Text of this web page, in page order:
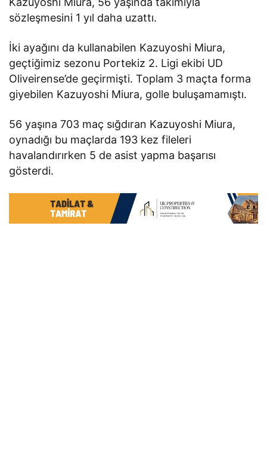
sözleşmesini 1 yıl daha uzattı.
İki ayağını da kullanabilen Kazuyoshi Miura,
geçtiğimiz sezonu Portekiz 2. Ligi ekibi UD
Oliveirense’de geçirmişti. Toplam 3 maçta forma
giyebilen Kazuyoshi Miura, golle buluşamamıştı.
56 yaşına 703 maç sığdıran Kazuyoshi Miura,
oynadığı bu maçlarda 193 kez fileleri
havalandırırken 5 de asist yapma başarısı
gösterdi.